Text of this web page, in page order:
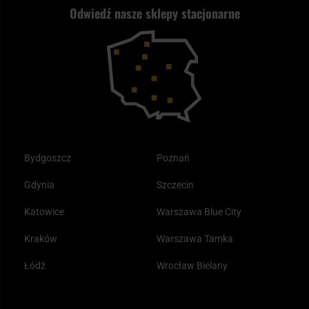
Reklamacje i gwarancja
Odwiedź nasze sklepy stacjonarne
Bydgoszcz
Gdynia
Katowice
Kraków
Łódź
Poznań
Szczecin
Warszawa Blue City
Warszawa Tamka
Wrocław Bielany
Kupony i kody rabatowe
Plecak ewakuacyjny preppersa
Samoobrona